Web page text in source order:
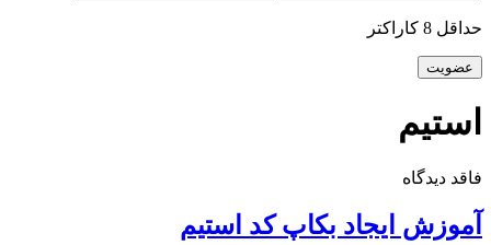
حداقل 8 کاراکتر
استیم
فاقد دیدگاه
آموزش ایجاد بکاپ کد استیم